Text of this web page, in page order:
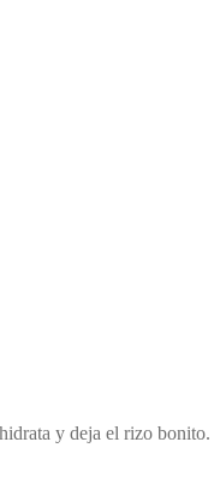
y deja el rizo bonito.